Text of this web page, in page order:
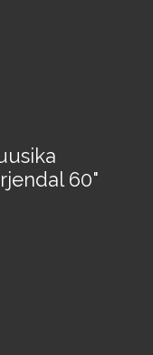
60"